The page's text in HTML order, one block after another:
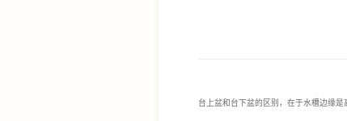
台上盆和台下盆的区别，在于水槽边缘是